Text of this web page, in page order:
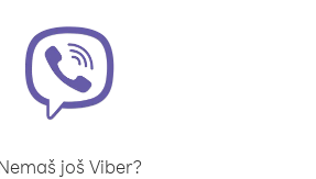
još Viber?